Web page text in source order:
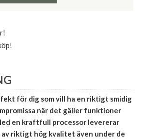
för dig som vill ha en riktigt smidig
när det gäller funktioner
en kraftfull processor levererar
av riktigt hög kvalitet även under de